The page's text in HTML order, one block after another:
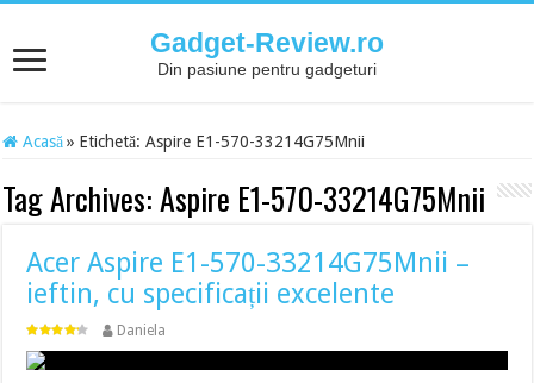
Gadget-Review.ro
Din pasiune pentru gadgeturi
Acasă » Etichetă:Aspire E1-570-33214G75Mnii
Tag Archives:Aspire E1-570-33214G75Mnii
Acer Aspire E1-570-33214G75Mnii –
ieftin, cu specificații excelente
Daniela